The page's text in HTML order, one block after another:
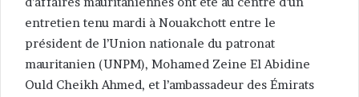
entretien tenu mardi à Nouakchott entre le
président de l’Union nationale du patronat
mauritanien (UNPM), Mohamed Zeine El Abidine
Ould Cheikh Ahmed, et l’ambassadeur des Émirats